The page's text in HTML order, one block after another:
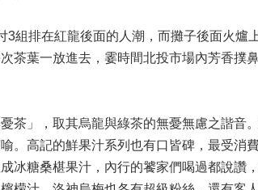
組排在紅龍後面的人潮，而攤子後面火爐
茶葉一放進去，霎時間北投市場內芳香撲
茶」，取其烏龍與綠茶的無憂無慮之諧音
。高記的鮮果汁系列也有口皆碑，最受消
冰糖桑椹果汁，內行的饕家們喝過都說讚